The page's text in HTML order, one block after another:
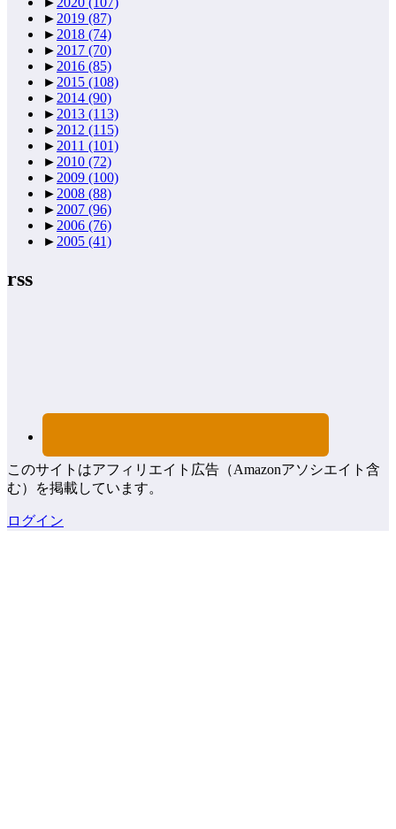
► 2019 (87)
► 2018 (74)
► 2017 (70)
► 2016 (85)
► 2015 (108)
► 2014 (90)
► 2013 (113)
► 2012 (115)
► 2011 (101)
► 2010 (72)
► 2009 (100)
► 2008 (88)
► 2007 (96)
► 2006 (76)
► 2005 (41)
rss
このサイトはアフィリエイト広告（Amazonアソシエイト含
む）を掲載しています。
ログイン